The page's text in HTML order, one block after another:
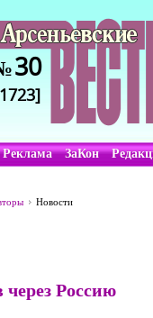
30
Реклама ЗаКон
Новости
через Россию